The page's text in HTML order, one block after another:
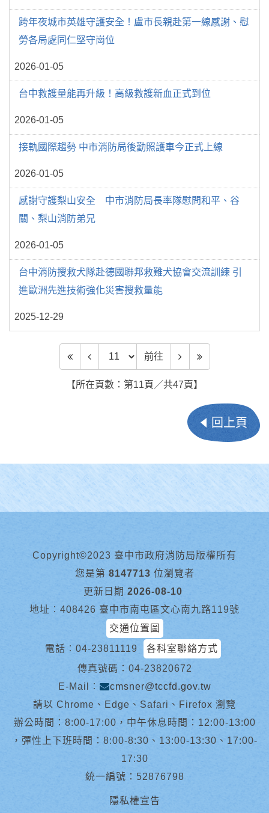
跨年夜城市英雄守護安全！盧市長親赴第一線感謝、慰
勞各局處同仁堅守崗位
2026-01-05
台中救護量能再升級！高級救護新血正式到位
2026-01-05
接軌國際趨勢 中市消防局後勤照護車今正式上線
2026-01-05
感謝守護梨山安全 中市消防局長率隊慰問和平、谷
關、梨山消防弟兄
2026-01-05
台中消防搜救犬隊赴德國聯邦救難犬協會交流訓練 引
進歐洲先進技術強化災害搜救量能
2025-12-29
前往頁數 前往
【所在頁數：第11頁／共47頁】
回上頁
Copyright©2023 臺中市政府消防局版權所有
您是第 8147713 位瀏覽者
更新日期 2026-08-10
地址︰408426 臺中市南屯區文心南九路119號
交通位置圖
電話︰ 04-23811119
各科室聯絡方式
傳真號碼：04-23820672
E-Mail︰
cmsner@tccfd.gov.tw
請以 Chrome、Edge、Safari、Firefox 瀏覽
辦公時間：8:00-17:00，中午休息時間：12:00-13:00
，彈性上下班時間：8:00-8:30、13:00-13:30、17:00-
17:30
統一編號：52876798
隱私權宣告